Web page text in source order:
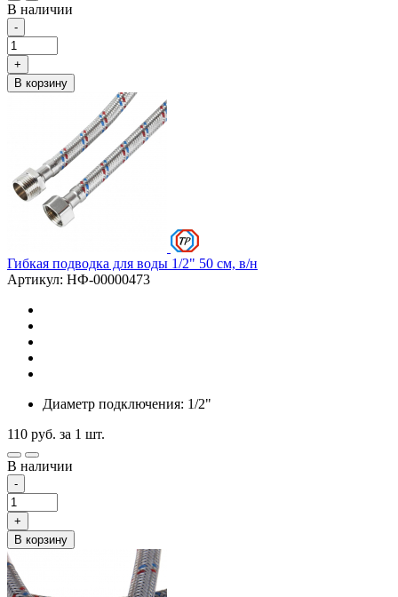
В наличии
-
+
В корзину
Гибкая подводка для воды 1/2" 50 см, в/н
Артикул: НФ-00000473
Диаметр подключения: 1/2"
110 руб. за 1 шт.
В наличии
-
+
В корзину